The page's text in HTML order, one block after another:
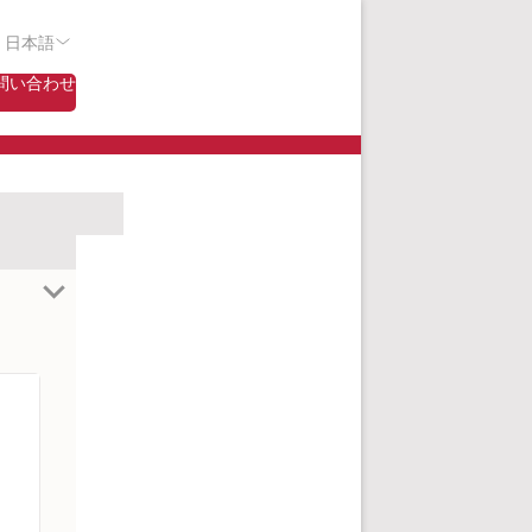
日本語
い合わせ